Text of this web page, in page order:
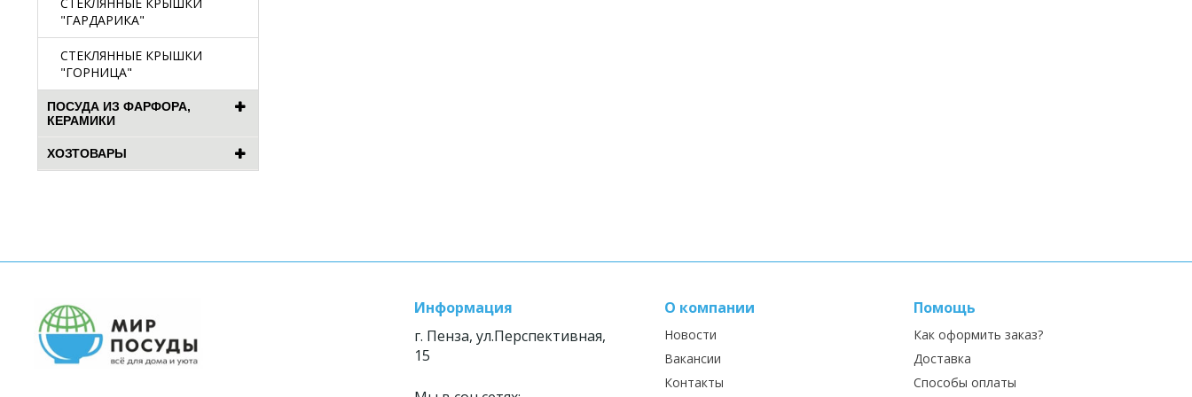
"ГАРДАРИКА"
СТЕКЛЯННЫЕ КРЫШКИ
"ГОРНИЦА"
ПОСУДА ИЗ ФАРФОРА,
КЕРАМИКИ
ХОЗТОВАРЫ
Информация
г. Пенза, ул.Перспективная,
15
О компании
Новости
Вакансии
Контакты
Помощь
Как оформить заказ?
Доставка
Способы оплаты